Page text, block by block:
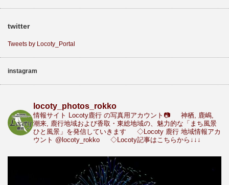
twitter
Tweets by Locoty_Portal
instagram
locoty_photos_rokko
情報サイト Locoty鹿行 の写真用アカウント📷
神栖, 鹿嶋,
潮来, 鹿行地域および香取・東総地域の、魅力的な「まち風景
ひと風景」を発信していきます
◇Locoty 鹿行 地域情報アカ
ウント @locoty_rokko ◇Locoty記事はこちらから↓↓↓